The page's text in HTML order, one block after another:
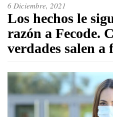
6 Diciembre, 2021
Los hechos le
razón a Fecode.
verdades salen a